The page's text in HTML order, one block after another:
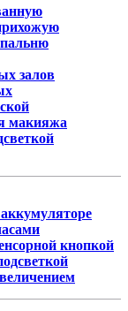
залов
макияжа
кнопкой